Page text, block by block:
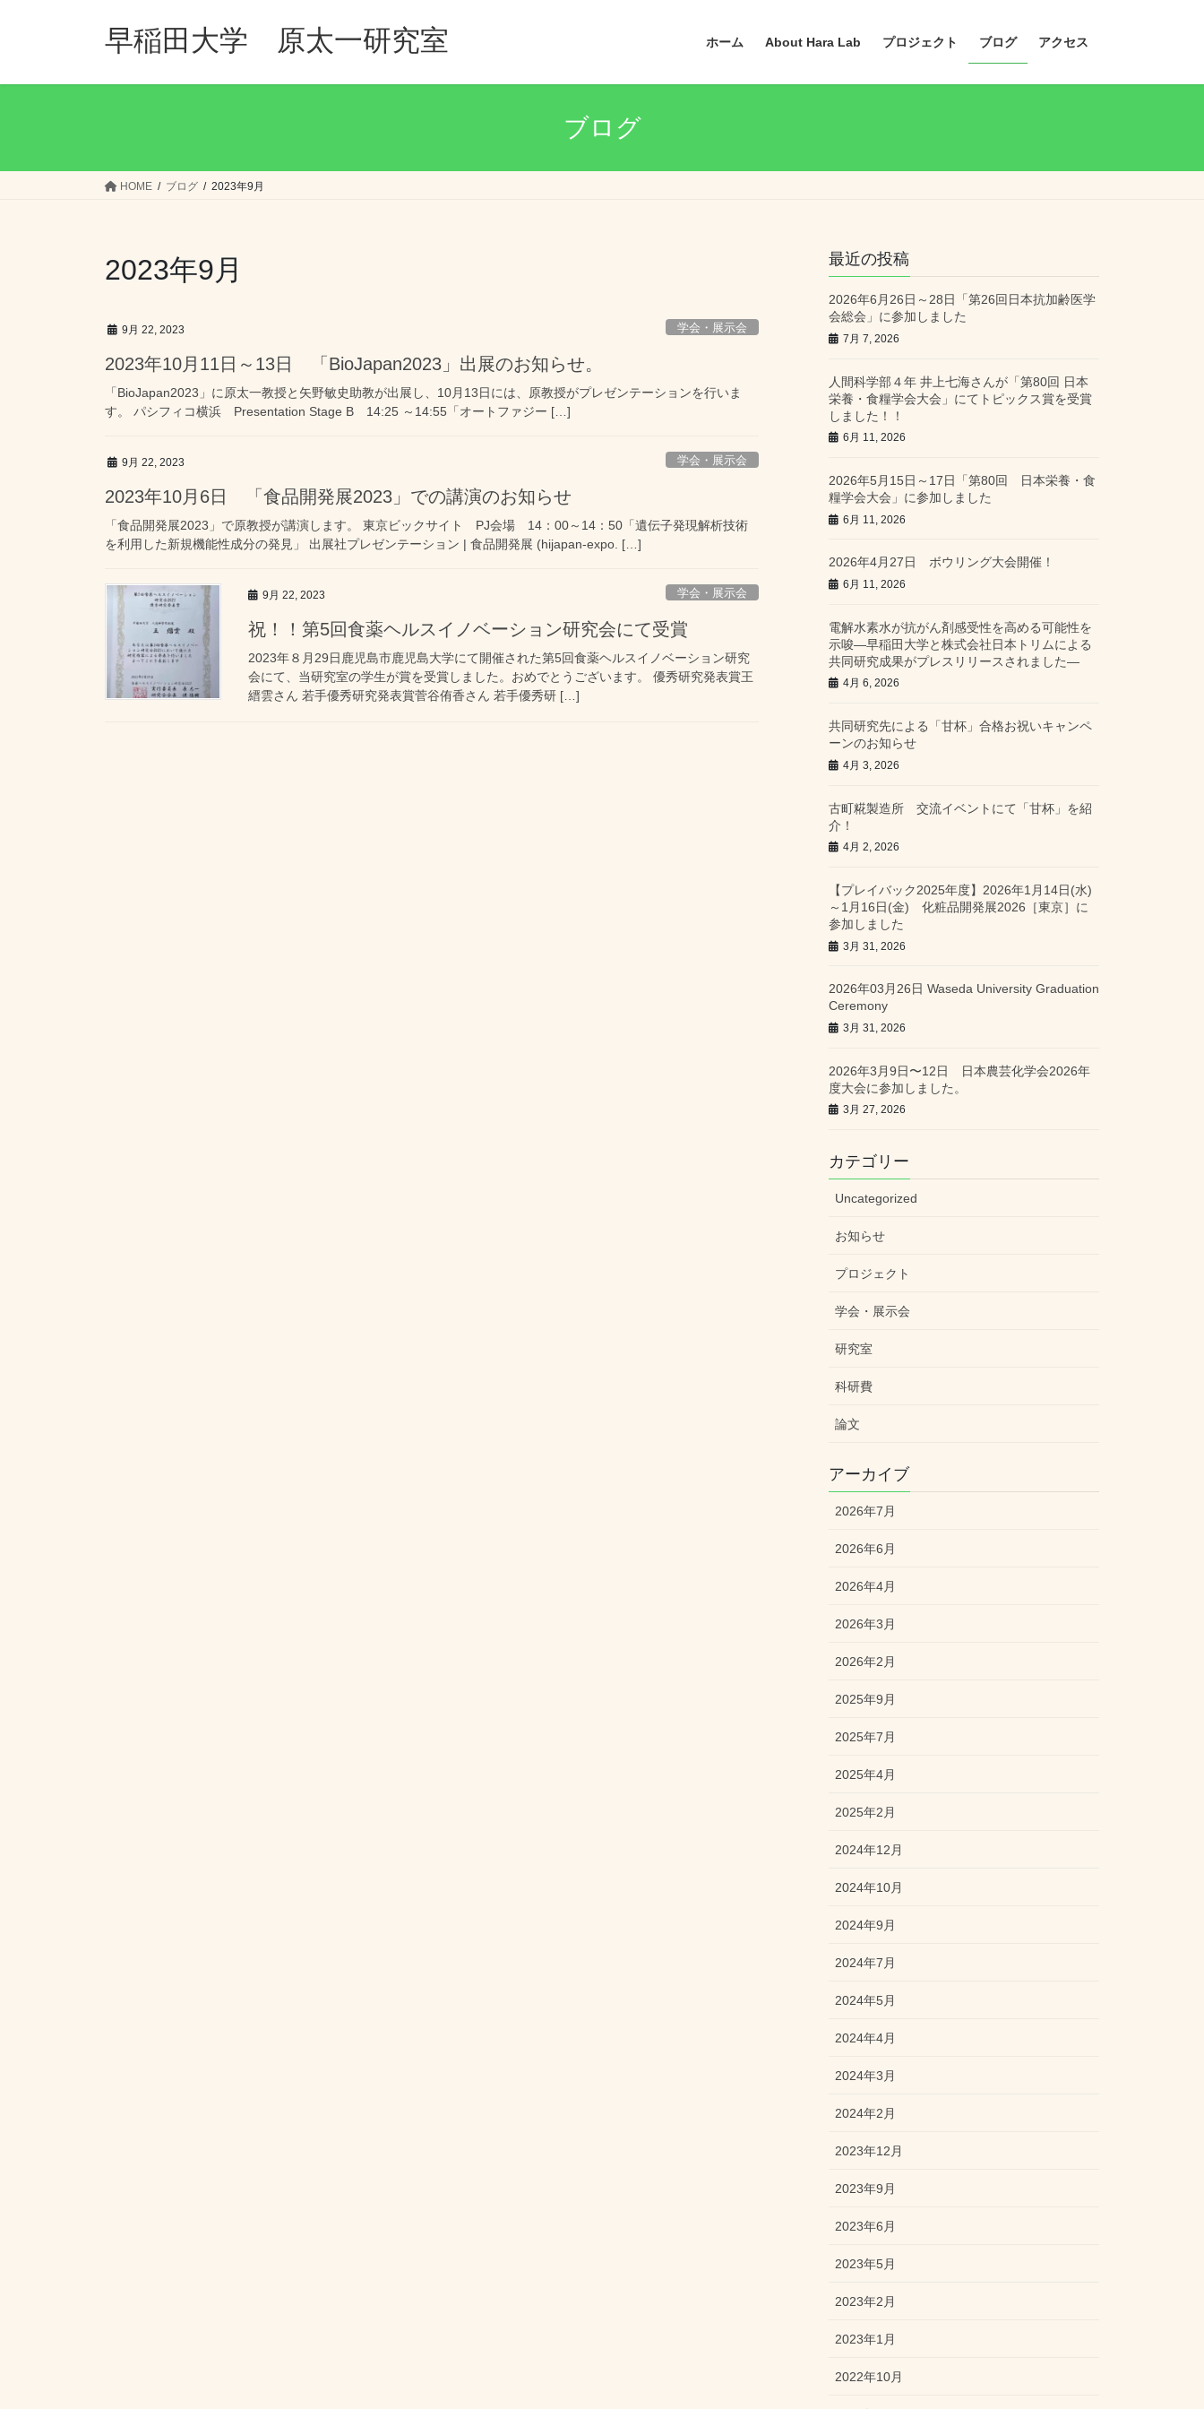
早稲田大学 原太一研究室 ホーム About Hara Lab プロジェクト ブログ アクセス
ブログ
HOME ブログ 2023年9月
2023年9月
9月 22, 2023 学会・展示会
2023年10月11日～13日 「BioJapan2023」出展のお知らせ。
「BioJapan2023」に原太一教授と矢野敏史助教が出展し、10月13日には、原教授がプレゼンテーションを行いま
す。 パシフィコ横浜 Presentation Stage B 14:25 ～14:55「オートファジー […]
9月 22, 2023 学会・展示会
2023年10月6日 「食品開発展2023」での講演のお知らせ
「食品開発展2023」で原教授が講演します。 東京ビックサイト PJ会場 14：00～14：50「遺伝子発現解析技術
を利用した新規機能性成分の発見」 出展社プレゼンテーション | 食品開発展 (hijapan-expo. […]
9月 22, 2023 学会・展示会
祝！！第5回食薬ヘルスイノベーション研究会にて受賞
2023年８月29日鹿児島市鹿児島大学にて開催された第5回食薬ヘルスイノベーション研究
会にて、当研究室の学生が賞を受賞しました。おめでとうございます。 優秀研究発表賞王
縉雲さん 若手優秀研究発表賞菅谷侑香さん 若手優秀研 […]
最近の投稿
2026年6月26日～28日「第26回日本抗加齢医学
会総会」に参加しました
7月 7, 2026
人間科学部４年 井上七海さんが「第80回 日本
栄養・食糧学会大会」にてトピックス賞を受賞
しました！！
6月 11, 2026
2026年5月15日～17日「第80回 日本栄養・食
糧学会大会」に参加しました
6月 11, 2026
2026年4月27日 ボウリング大会開催！
6月 11, 2026
電解水素水が抗がん剤感受性を高める可能性を
示唆―早稲田大学と株式会社日本トリムによる
共同研究成果がプレスリリースされました―
4月 6, 2026
共同研究先による「甘杯」合格お祝いキャンペ
ーンのお知らせ
4月 3, 2026
古町糀製造所 交流イベントにて「甘杯」を紹
介！
4月 2, 2026
【プレイバック2025年度】2026年1月14日(水)
～1月16日(金) 化粧品開発展2026［東京］に
参加しました
3月 31, 2026
2026年03月26日 Waseda University Graduation
Ceremony
3月 31, 2026
2026年3月9日〜12日 日本農芸化学会2026年
度大会に参加しました。
3月 27, 2026
カテゴリー
Uncategorized
お知らせ
プロジェクト
学会・展示会
研究室
科研費
論文
アーカイブ
2026年7月
2026年6月
2026年4月
2026年3月
2026年2月
2025年9月
2025年7月
2025年4月
2025年2月
2024年12月
2024年10月
2024年9月
2024年7月
2024年5月
2024年4月
2024年3月
2024年2月
2023年12月
2023年9月
2023年6月
2023年5月
2023年2月
2023年1月
2022年10月